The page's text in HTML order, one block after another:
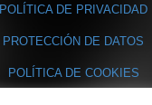
POLÍTICA DE PRIVACIDAD
PROTECCIÓN DE DATOS
POLÍTICA DE COOKIES